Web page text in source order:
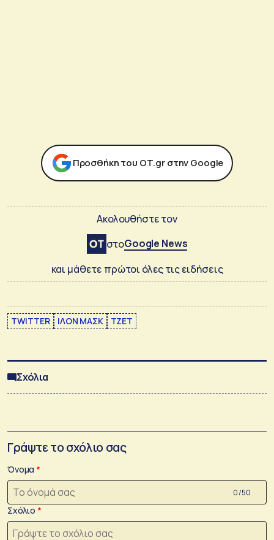
Προσθήκη του ΟΤ.gr στην Google
Ακολουθήστε τον
στοGoogle News
και μάθετε πρώτοι όλες τις ειδήσεις
TWITTER ΙΛΟΝ ΜΑΣΚ ΤΖΕΤ
Σχόλια
Γράψτε το σχόλιο σας
Όνομα
0 /50
Σχόλιο